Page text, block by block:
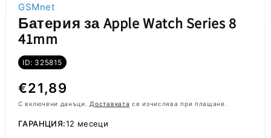
GSMnet
Батерия за Apple Watch Series 8
41mm
ID: 325815
Обичайна
цена
€21,89
С включени данъци. Доставката се изчислява при плащане.
ГАРАНЦИЯ:12 месеци